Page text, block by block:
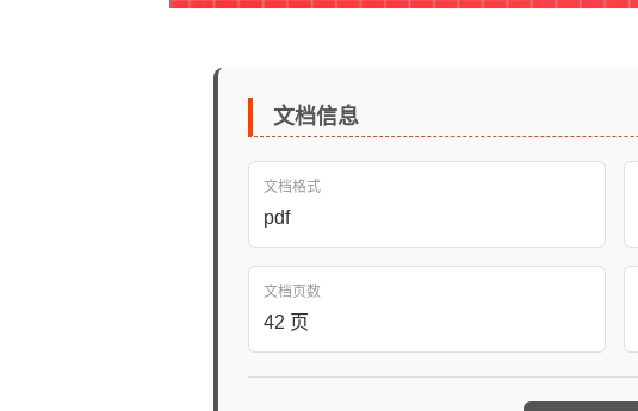
文档信息
文档格式
pdf
文档页数
42 页